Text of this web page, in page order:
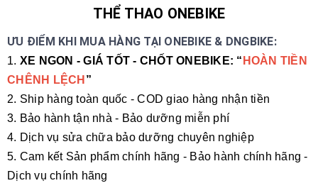
THỂ THAO ONEBIKE
ƯU ĐIỂM KHI MUA HÀNG TẠI ONEBIKE & DNGBIKE:
1. XE NGON - GIÁ TỐT - CHỐT ONEBIKE: “ HOÀN TIỀN
CHÊNH LỆCH ”
2. Ship hàng toàn quốc - COD giao hàng nhận tiền
3. Bảo hành tận nhà - Bảo dưỡng miễn phí
4. Dịch vụ sửa chữa bảo dưỡng chuyên nghiệp
5. Cam kết Sản phẩm chính hãng - Bảo hành chính hãng -
Dịch vụ chính hãng